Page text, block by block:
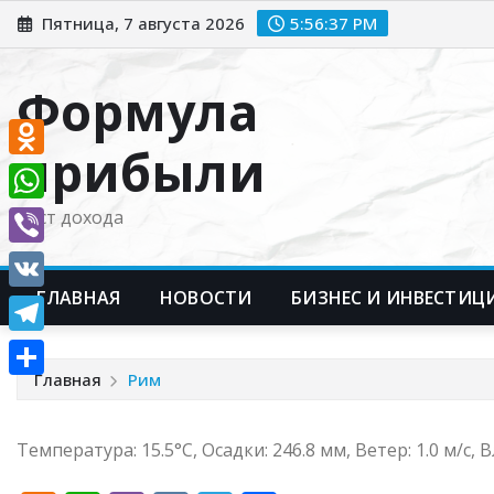
Перейти
к
Пятница, 7 августа 2026 5:56:38 PM
Формула
прибыли
Рост дохода
ГЛАВНАЯ НОВОСТИ БИЗНЕС И
Главная Рим
Температура: 15.5°C, Осадки: 246.8 мм, Ветер: 1.0 м/с,
Odnoklassniki
WhatsApp
Viber
VK
Telegram
Отправить